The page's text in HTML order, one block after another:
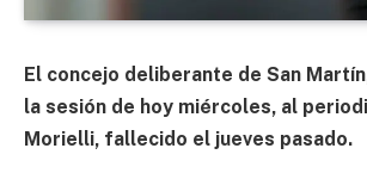
El concejo deliberante de San
la sesión de hoy miércoles, al
Morielli, fallecido el jueves pasado.